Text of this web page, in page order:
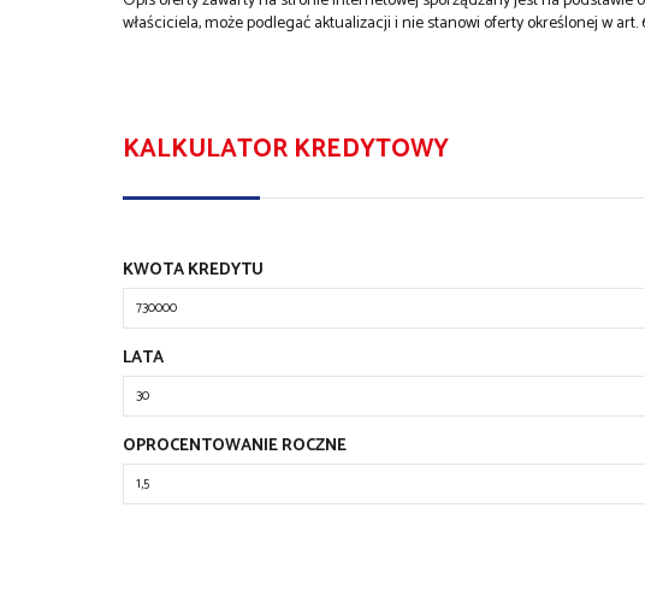
właściciela, może podlegać aktualizacji i nie stanowi oferty określonej w art.
KALKULATOR KREDYTOWY
KWOTA KREDYTU
LATA
OPROCENTOWANIE ROCZNE